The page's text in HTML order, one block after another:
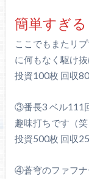
簡単すぎる
ここでもまたリ
に何もなく駆け
投資100枚 回収
③番長3 ベル111
趣味打ちです（
投資500枚 回収
④蒼穹のファフナ